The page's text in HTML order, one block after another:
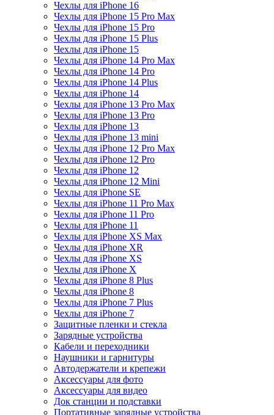
Чехлы для iPhone 16
Чехлы для iPhone 15 Pro Max
Чехлы для iPhone 15 Pro
Чехлы для iPhone 15 Plus
Чехлы для iPhone 15
Чехлы для iPhone 14 Pro Max
Чехлы для iPhone 14 Pro
Чехлы для iPhone 14 Plus
Чехлы для iPhone 14
Чехлы для iPhone 13 Pro Max
Чехлы для iPhone 13 Pro
Чехлы для iPhone 13
Чехлы для iPhone 13 mini
Чехлы для iPhone 12 Pro Max
Чехлы для iPhone 12 Pro
Чехлы для iPhone 12
Чехлы для iPhone 12 Mini
Чехлы для iPhone SE
Чехлы для iPhone 11 Pro Max
Чехлы для iPhone 11 Pro
Чехлы для iPhone 11
Чехлы для iPhone XS Max
Чехлы для iPhone XR
Чехлы для iPhone XS
Чехлы для iPhone X
Чехлы для iPhone 8 Plus
Чехлы для iPhone 8
Чехлы для iPhone 7 Plus
Чехлы для iPhone 7
Защитные пленки и стекла
Зарядные устройства
Кабели и переходники
Наушники и гарнитуры
Автодержатели и крепежи
Аксессуары для фото
Аксессуары для видео
Док станции и подставки
Портативные зарядные устройства